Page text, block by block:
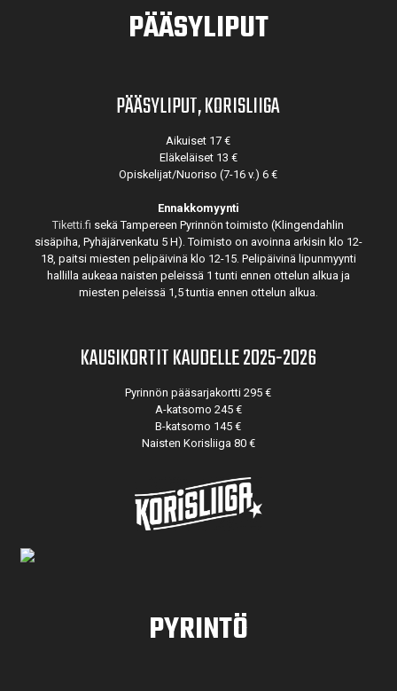
PÄÄSYLIPUT
PÄÄSYLIPUT, KORISLIIGA
Aikuiset 17 €
Eläkeläiset 13 €
Opiskelijat/Nuoriso (7-16 v.) 6 €
Ennakkomyynti
Tiketti.fi sekä Tampereen Pyrinnön toimisto (Klingendahlin
sisäpiha, Pyhäjärvenkatu 5 H). Toimisto on avoinna arkisin klo 12-
18, paitsi miesten pelipäivinä klo 12-15. Pelipäivinä lipunmyynti
hallilla aukeaa naisten peleissä 1 tunti ennen ottelun alkua ja
miesten peleissä 1,5 tuntia ennen ottelun alkua.
KAUSIKORTIT KAUDELLE 2025-2026
Pyrinnön pääsarjakortti 295 €
A-katsomo 245 €
B-katsomo 145 €
Naisten Korisliiga 80 €
PYRINTÖ